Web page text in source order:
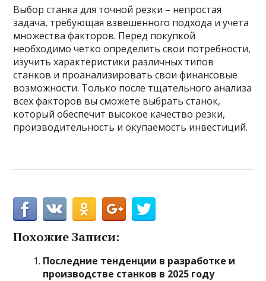
Выбор станка для точной резки – непростая
задача, требующая взвешенного подхода и учета
множества факторов. Перед покупкой
необходимо четко определить свои потребности,
изучить характеристики различных типов
станков и проанализировать свои финансовые
возможности. Только после тщательного анализа
всех факторов вы сможете выбрать станок,
который обеспечит высокое качество резки,
производительность и окупаемость инвестиций.
Похожие Записи:
Последние тенденции в разработке и
производстве станков в 2025 году